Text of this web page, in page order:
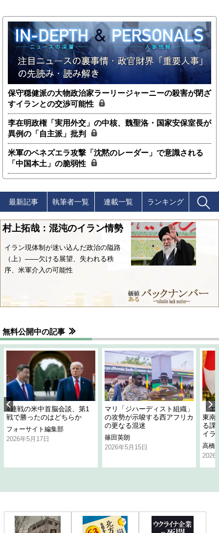
保守穏健派の大物政治家ラーリージャーニーの殺害が閉ざ
すイランとの交渉可能性
李在明政権「実用外交」の中核、魏聖洛・国家安保室長が
異例の「自主派」批判
米軍のベネズエラ攻撃「沈黙のレーダー」で意識される
「中国本土」の脆弱性
最新記事 執筆者一覧 連載一覧 ランキング
村上拓哉：混沌のイラン情勢
イラン現体制が迷い込んだ政治の隘路
（上）――欠ける展望、失われる秩
序、米軍介入の可能性
無料公開中の記事
4連戦の米中首脳会談、第1
戦で勝ったのはどちらか
フォーサイト編集部
2026年5月17日
マリ「ジハーディスト組織」
の攻勢が示唆する西アフリカ
の更なる混迷
篠田英朗
2026年5月15日
「
東南
る課
イラ
高橋
2026